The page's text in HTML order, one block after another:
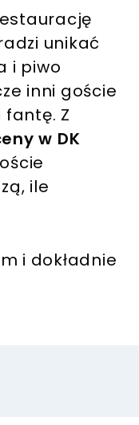
unikać
i piwo
inni goście
fantę. Z
w DK
ile
i dokładnie